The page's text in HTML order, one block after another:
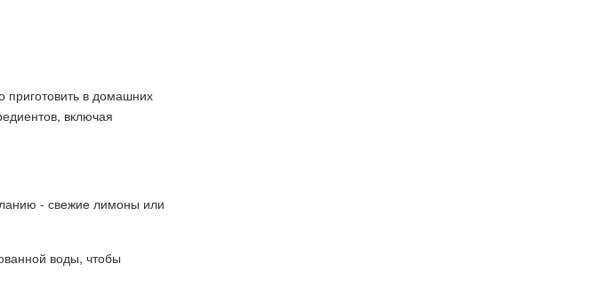
в домашних
включая
- свежие лимоны или
воды, чтобы